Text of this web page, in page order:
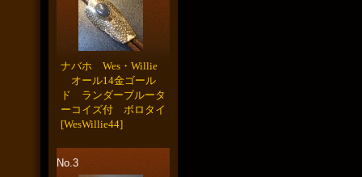
ナバホ Wes・Willie
オール14金ゴール
ド ランダーブルータ
ーコイズ付 ボロタイ
[WesWillie44]
No.3